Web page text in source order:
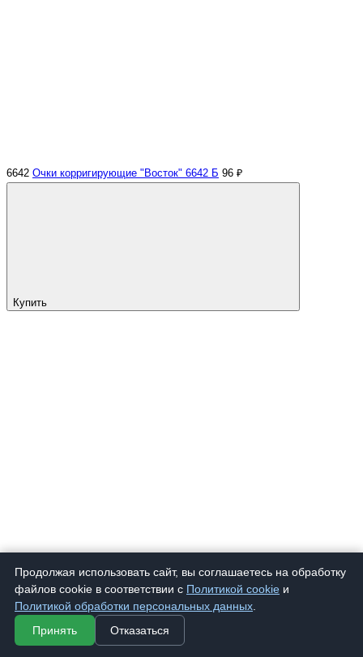
6642 Очки корригирующие "Восток" 6642 Б 96 ₽
Купить
Продолжая использовать сайт, вы соглашаетесь на обработку
файлов cookie в соответствии с Политикой cookie и
Политикой обработки персональных данных
Принять
Отказаться